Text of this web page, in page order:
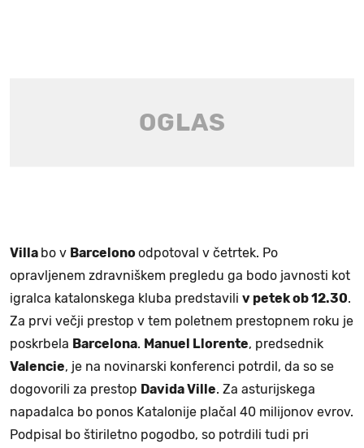
Villa bo v Barcelonoodpotoval v četrtek. Po
opravljenem zdravniškem pregledu ga bodo javnosti kot
igralca katalonskega kluba predstavili v petek ob 12.30.
Za prvi večji prestop v tem poletnem prestopnem roku je
poskrbela Barcelona. Manuel Llorente, predsednik
Valencie, je na novinarski konferenci potrdil, da so se
dogovorili za prestop Davida Ville. Za asturijskega
napadalca bo ponos Katalonije plačal 40 milijonov evrov.
Podpisal bo štiriletno pogodbo, so potrdili tudi pri